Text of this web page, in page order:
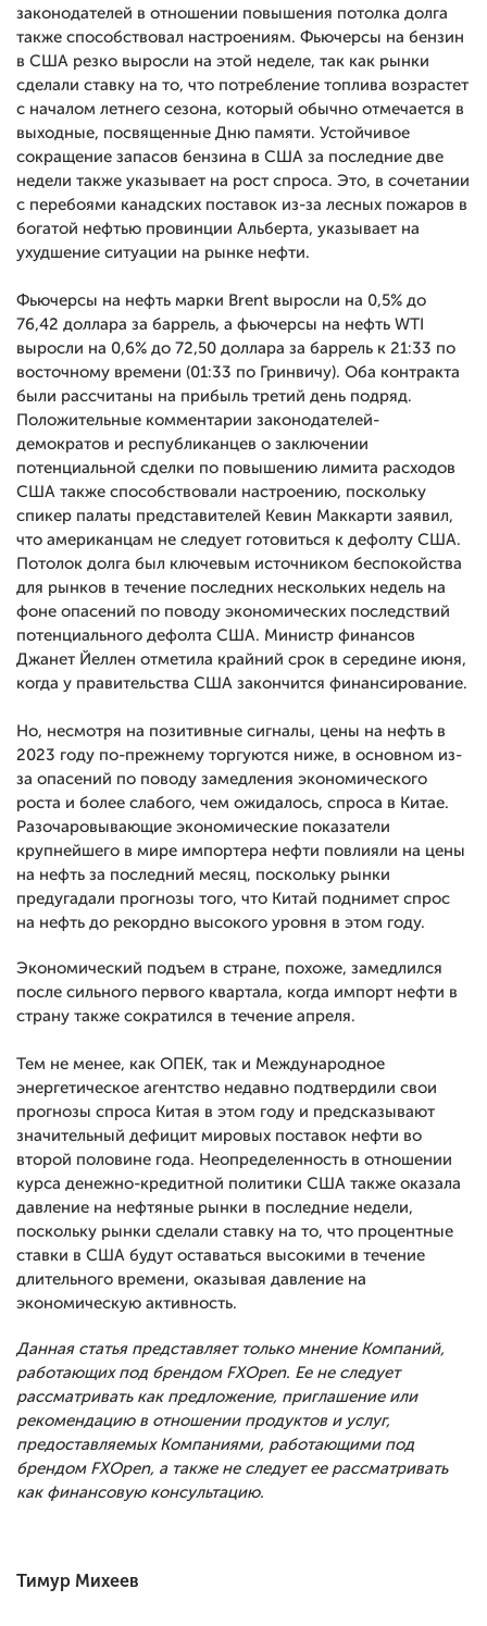
законодателей в отношении повышения потолка долга
также способствовал настроениям. Фьючерсы на бензин
в США резко выросли на этой неделе, так как рынки
сделали ставку на то, что потребление топлива возрастет
с началом летнего сезона, который обычно отмечается в
выходные, посвященные Дню памяти. Устойчивое
сокращение запасов бензина в США за последние две
недели также указывает на рост спроса. Это, в сочетании
с перебоями канадских поставок из-за лесных пожаров в
богатой нефтью провинции Альберта, указывает на
ухудшение ситуации на рынке нефти.
Фьючерсы на нефть марки Brent выросли на 0,5% до
76,42 доллара за баррель, а фьючерсы на нефть WTI
выросли на 0,6% до 72,50 доллара за баррель к 21:33 по
восточному времени (01:33 по Гринвичу). Оба контракта
были рассчитаны на прибыль третий день подряд.
Положительные комментарии законодателей-
демократов и республиканцев о заключении
потенциальной сделки по повышению лимита расходов
США также способствовали настроению, поскольку
спикер палаты представителей Кевин Маккарти заявил,
что американцам не следует готовиться к дефолту США.
Потолок долга был ключевым источником беспокойства
для рынков в течение последних нескольких недель на
фоне опасений по поводу экономических последствий
потенциального дефолта США. Министр финансов
Джанет Йеллен отметила крайний срок в середине июня,
когда у правительства США закончится финансирование.
Но, несмотря на позитивные сигналы, цены на нефть в
2023 году по-прежнему торгуются ниже, в основном из-
за опасений по поводу замедления экономического
роста и более слабого, чем ожидалось, спроса в Китае.
Разочаровывающие экономические показатели
крупнейшего в мире импортера нефти повлияли на цены
на нефть за последний месяц, поскольку рынки
предугадали прогнозы того, что Китай поднимет спрос
на нефть до рекордно высокого уровня в этом году.
Экономический подъем в стране, похоже, замедлился
после сильного первого квартала, когда импорт нефти в
страну также сократился в течение апреля.
Тем не менее, как ОПЕК, так и Международное
энергетическое агентство недавно подтвердили свои
прогнозы спроса Китая в этом году и предсказывают
значительный дефицит мировых поставок нефти во
второй половине года. Неопределенность в отношении
курса денежно-кредитной политики США также оказала
давление на нефтяные рынки в последние недели,
поскольку рынки сделали ставку на то, что процентные
ставки в США будут оставаться высокими в течение
длительного времени, оказывая давление на
экономическую активность.
Данная статья представляет только мнение Компаний,
работающих под брендом FXOpen. Ее не следует
рассматривать как предложение, приглашение или
рекомендацию в отношении продуктов и услуг,
предоставляемых Компаниями, работающими под
брендом FXOpen, а также не следует ее рассматривать
как финансовую консультацию.
Тимур Михеев